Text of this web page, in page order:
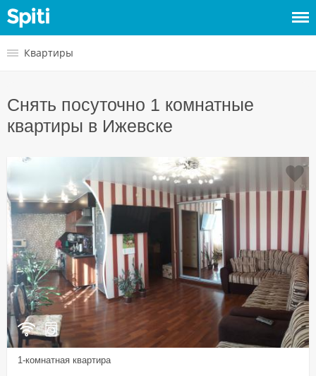
Войти
жилье
Квартиры
Снять посуточно 1 комнатные
квартиры в Ижевске
1-комнатная квартира